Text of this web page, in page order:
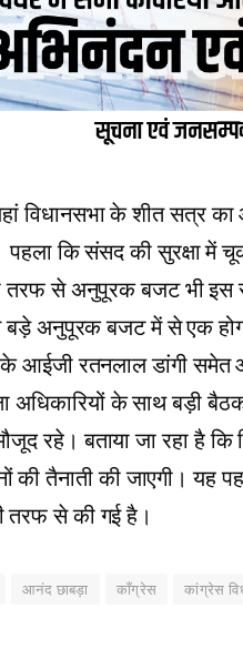
विधानसभा के शीत सत्र का
पहला कि संसद की सुरक्षा
तरफ से अनुपूरक बजट भी इस
अनुपूरक बजट में से एक
आईजी रतनलाल डांगी समेत
अधिकारियों के साथ बड़ी
रहे। बताया जा रहा है
तैनाती की जाएगी। यह
तरफ से की गई है।
आनंद छाबड़ा काँग्रेस कांग्रेस